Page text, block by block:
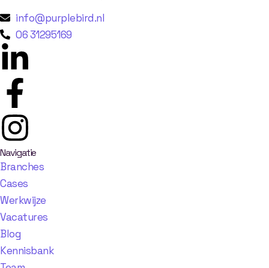
info@purplebird.nl
06 31295169
Navigatie
Branches
Cases
Werkwijze
Vacatures
Blog
Kennisbank